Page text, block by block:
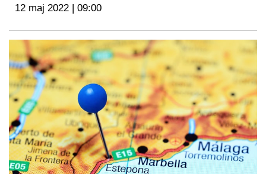
12 maj 2022 | 09:00